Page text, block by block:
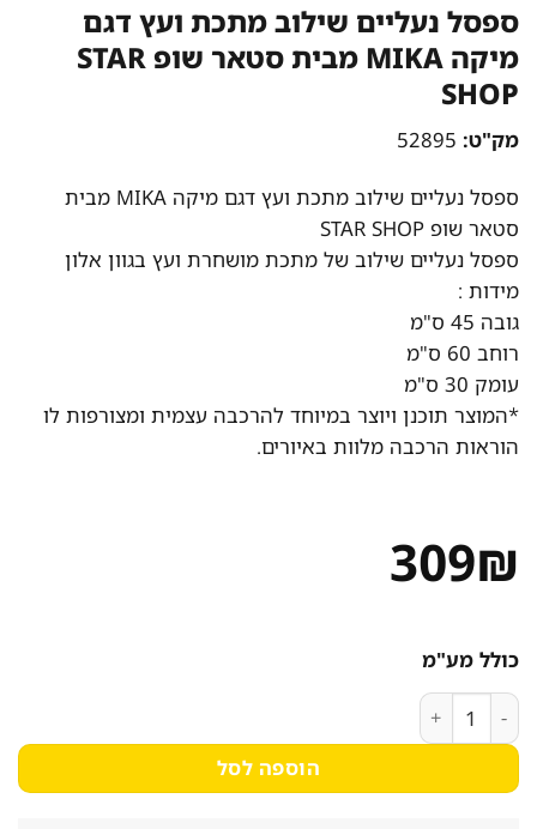
ספסל נעליים שילוב מתכת ועץ דגם
מיקה MIKA מבית סטאר שופ STAR
SHOP
מק"ט:52895
ספסל נעליים שילוב מתכת ועץ דגם מיקה MIKA מבית
סטאר שופ STAR SHOP
ספסל נעליים שילוב של מתכת מושחרת ועץ בגוון אלון
מידות :
גובה 45 ס"מ
רוחב 60 ס"מ
עומק 30 ס"מ
*המוצר תוכנן ויוצר במיוחד להרכבה עצמית ומצורפות לו
הוראות הרכבה מלוות באיורים.
309₪
כולל מע"מ
כמות של ספסל נעליים שילוב מתכת ועץ דגם מיקה MIKA מבית סטאר שופ STAR SHOP
הוספה לסל